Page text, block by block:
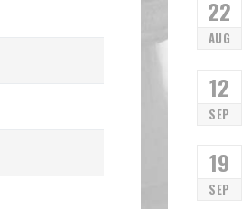
22
AUG
12
SEP
19
SEP